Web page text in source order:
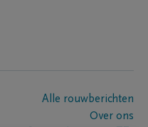
Alle rouwberichten
Over ons